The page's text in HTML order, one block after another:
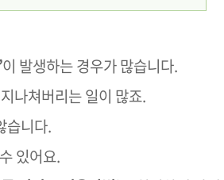
이 발생하는 경우가 많습니다.
나쳐버리는 일이 많죠.
습니다.
있어요.